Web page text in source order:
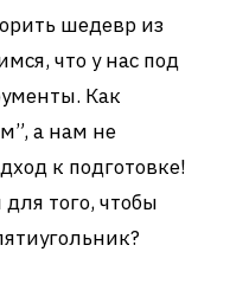
шедевр из
что у нас под
Как
а нам не
к подготовке!
того, чтобы